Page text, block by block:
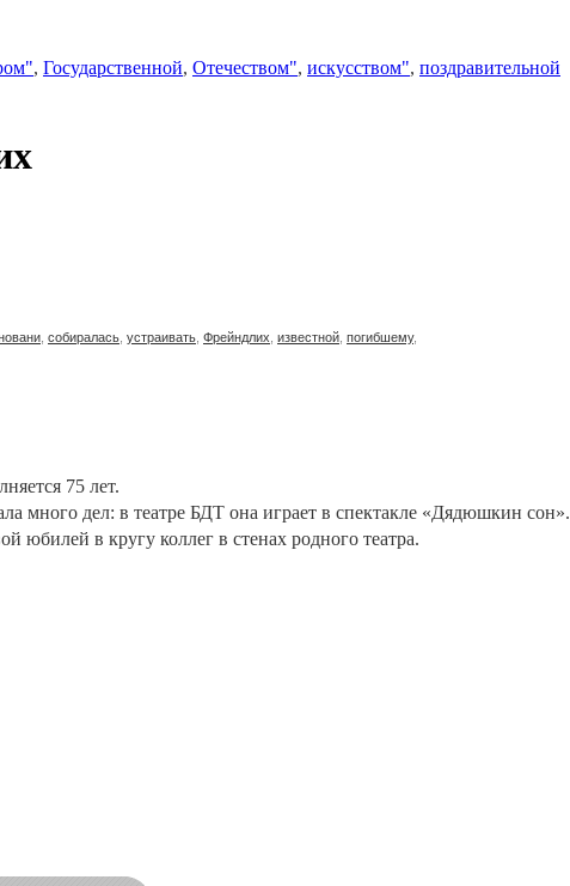
, Государственной, Отечеством", искусством", поздравительной
собиралась устраивать Фрейндлих известной погибшему,
75 лет.
много дел: в театре БДТ она играет в спектакле «Дядюшкин сон».
юбилей в кругу коллег в стенах родного театра.